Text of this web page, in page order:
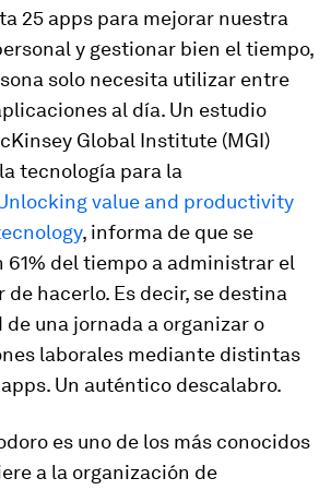
25 apps para mejorar nuestra
y gestionar bien el tiempo,
solo necesita utilizar entre
al día. Un estudio
Global Institute (MGI)
tecnología para la
value and productivity
, informa de que se
61% del tiempo a administrar el
de hacerlo. Es decir, se destina
de una jornada a organizar o
laborales mediante distintas
apps. Un auténtico descalabro.
es uno de los más conocidos
a la organización de